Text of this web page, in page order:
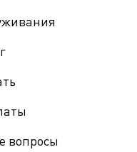
вопросы